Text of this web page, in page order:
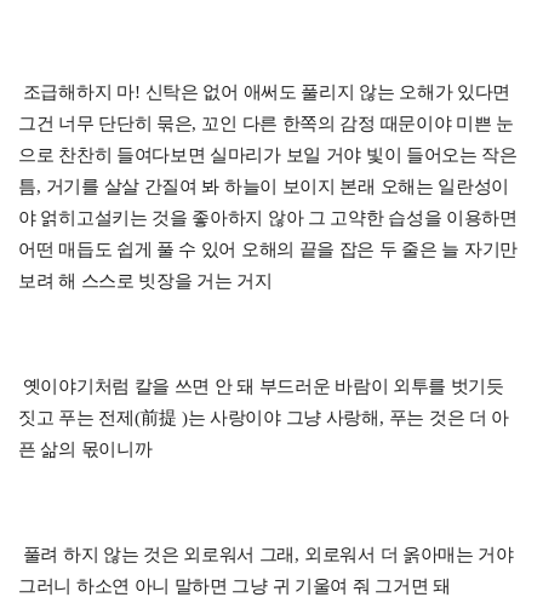
조급해하지 마! 신탁은 없어 애써도 풀리지 않는 오해가 있다면
그건 너무 단단히 묶은, 꼬인 다른 한쪽의 감정 때문이야 미쁜 눈
으로 찬찬히 들여다보면 실마리가 보일 거야 빛이 들어오는 작은
틈, 거기를 살살 간질여 봐 하늘이 보이지 본래 오해는 일란성이
야 얽히고설키는 것을 좋아하지 않아 그 고약한 습성을 이용하면
어떤 매듭도 쉽게 풀 수 있어 오해의 끝을 잡은 두 줄은 늘 자기만
보려 해 스스로 빗장을 거는 거지
옛이야기처럼 칼을 쓰면 안 돼 부드러운 바람이 외투를 벗기듯
짓고 푸는 전제 (前提 )는 사랑이야 그냥 사랑해 , 푸는 것은 더 아
픈 삶의 몫이니까
풀려 하지 않는 것은 외로워서 그래 , 외로워서 더 옭아매는 거야
그러니 하소연 아니 말하면 그냥 귀 기울여 줘 그거면 돼